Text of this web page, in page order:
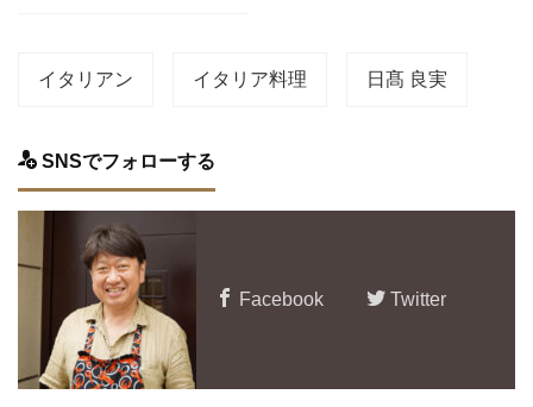
イタリアン イタリア料理 日髙 良実
SNSでフォローする
Facebook Twitter